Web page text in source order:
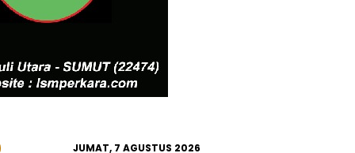
JUMAT, 7 AGUSTUS 2026